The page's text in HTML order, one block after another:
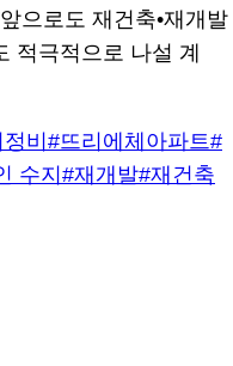
으로도 재건축•재개발
적극적으로 나설 계
비 #뜨리에체아파트#
수지 #재개발#재건축